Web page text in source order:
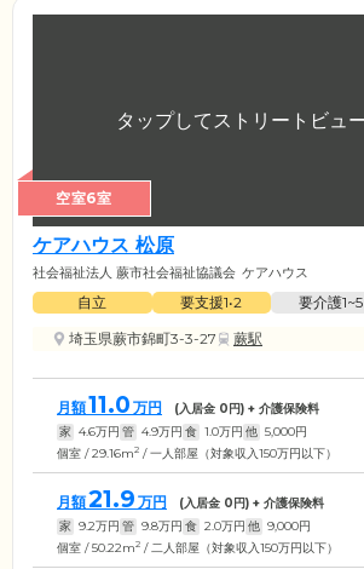
空室6室
ケアハウス 松原
社会福祉法人 蕨市社会福祉協議会 ケアハウス
自立 要支援1•2 要介護1~5
埼玉県蕨市錦町3-3-27
蕨駅
月額11.0 万円 (入居金 0円) + 介護保険料
家 4.6万円 管 4.9万円 食 1.0万円 他 5,000円
個室 / 29.16m2 / 一人部屋（対象収入150万円以下）
月額21.9 万円 (入居金 0円) + 介護保険料
家 9.2万円 管 9.8万円 食 2.0万円 他 9,000円
個室 / 50.22m2 / 二人部屋（対象収入150万円以下）